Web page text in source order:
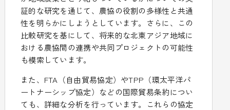
証的な研究を通じて、農協の役割の多様性と共通
性を明らかにしようとしています。さらに、この
比較研究を基にして、将来的な北東アジア地域に
おける農協間の連携や共同プロジェクトの可能性
も模索しています。
また、FTA（自由貿易協定）やTPP（環太平洋パ
ートナーシップ協定）などの国際貿易条約につい
ても、詳細な分析を行っています。これらの協定